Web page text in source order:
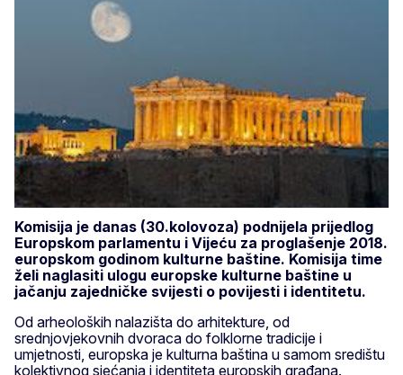
Komisija je danas (30.kolovoza) podnijela prijedlog
Europskom parlamentu i Vijeću za proglašenje 2018.
europskom godinom kulturne baštine. Komisija time
želi naglasiti ulogu europske kulturne baštine u
jačanju zajedničke svijesti o povijesti i identitetu.
Od arheoloških nalazišta do arhitekture, od
srednjovjekovnih dvoraca do folklorne tradicije i
umjetnosti, europska je kulturna baština u samom središtu
kolektivnog sjećanja i identiteta europskih građana.